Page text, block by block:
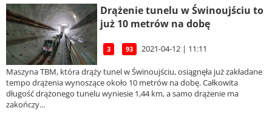
Drążenie tunelu w Świnoujściu to
już 10 metrów na dobę
3 93 2021-04-12 | 11:11
Maszyna TBM, która drąży tunel w Świnoujściu, osiągnęła już zakładane
tempo drążenia wynoszące około 10 metrów na dobę. Całkowita
długość drążonego tunelu wyniesie 1,44 km, a samo drążenie ma
zakończy...